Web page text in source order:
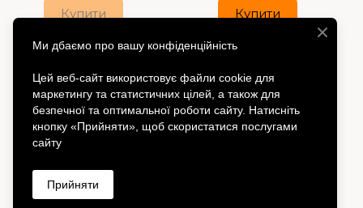
Купити Купити
Ми дбаємо про вашу конфіденційність
Цей веб-сайт використовує файли cookie для
маркетингу та статистичних цілей, а також для
безпечної та оптимальної роботи сайту. Натисніть
кнопку «Прийняти», щоб скористатися послугами
сайту
Прийняти